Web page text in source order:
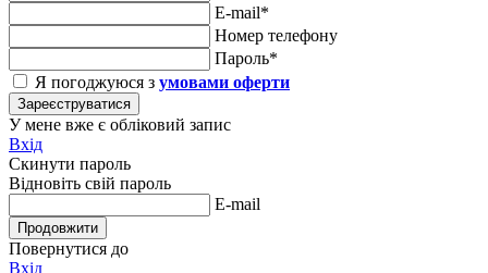
E-mail*
Номер телефону
Пароль*
Я погоджуюся з умовами оферти
Зареєструватися
У мене вже є обліковий запис
Вхід
Скинути пароль
Відновіть свій пароль
E-mail
Продовжити
Повернутися до
Вхід